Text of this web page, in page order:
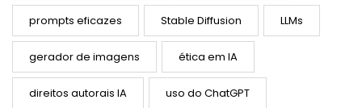
prompts eficazes Stable Diffusion LLMs
gerador de imagens ética em IA
direitos autorais IA uso do ChatGPT